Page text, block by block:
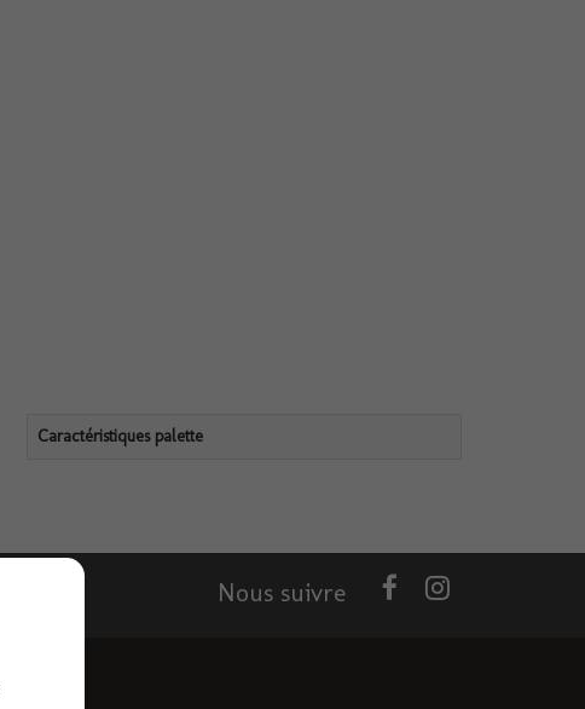
Caractéristiques palette
Nous suivre